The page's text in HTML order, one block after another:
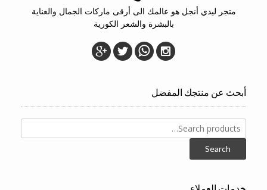
متجر ليدي أنجل هو عالمك الى أرقى ماركات الجمال والعناية
بالبشرة والشعر الكورية
أبحث عن منتجك المفضل
Search
for:
Search
خدمات العملاء